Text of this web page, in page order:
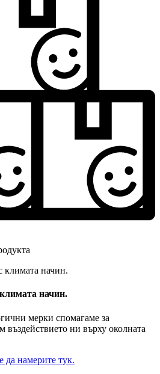
начин.
мерки спомагаме за
ни върху околната
намерите тук.